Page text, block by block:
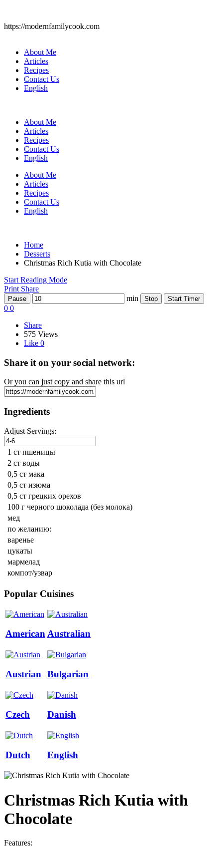
https://modernfamilycook.com
About Me
Articles
Recipes
Contact Us
English
About Me
Articles
Recipes
Contact Us
English
About Me
Articles
Recipes
Contact Us
English
Home
Desserts
Christmas Rich Kutia with Chocolate
Start Reading Mode
Print Share
Pause min Stop Start Timer
0 0
Share
575 Views
Like 0
Share it on your social network:
Or you can just copy and share this url
Ingredients
Adjust Servings:
1 ст пшеницы
2 ст воды
0,5 ст мака
0,5 ст изюма
0,5 ст грецких орехов
100 г черного шоколада (без молока)
мед
по желанию:
варенье
цукаты
мармелад
компот/узвар
Popular Cuisines
American Australian
Austrian Bulgarian
Czech Danish
Dutch English
Christmas Rich Kutia with
Chocolate
Features: